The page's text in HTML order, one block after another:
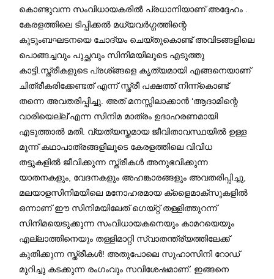
കൊണ്ടുവന്ന സംവിധായകരിൽ പ്രധാനിയാണ്‌ അദ്ദേഹം .
കേരളത്തിലെ ടിപ്പിക്കൽ മധ്യവർഗ്ഗത്തിന്റെ
കുടുംബഘടനയെ ചോദ്യം ചെയ്തുകൊണ്ട് അവിടങ്ങളിലെ
പൊങ്ങച്ചവും പുച്ഛവും സിനിമയിലൂടെ എടുത്തു
കാട്ടി.സ്ത്രീകളുടെ പ്രശ്ങ്ങളെ കൃത്യമായി എങ്ങനെയാണ്
ചിത്രീകരിക്കേണ്ടത് എന്ന് സ്ത്രീ പക്ഷത്ത് നിന്ന്കൊണ്ട്
തന്നെ അവതരിപ്പിച്ചു. അത് മനസ്സിലാക്കാൻ ‘ആദാമിന്റെ
വാരിയെല്ല്’എന്ന സിനിമ മാത്രം ഉദാഹരണമായി
എടുത്താൽ മതി. വ്യത്യസ്തമായ ജീവിതാവസ്ഥയിൽ ഉള്ള
മൂന്ന് കഥാപാത്രങ്ങളിലൂടെ കേരളത്തിലെ വിവിധ
തട്ടുകളിൽ ജീവിക്കുന്ന സ്ത്രീകൾ അനുഭവിക്കുന്ന
യാതനകളും, വേദനകളും അഹങ്കാരങ്ങളും അവതരിപ്പിച്ചു,
മലയാളസിനിമയിലെ മനോഹരമായ ക്ളൈമാക്സുകളിൽ
ഒന്നാണ് ഈ സിനിമയിലേത് ഗെയ്റ്റ് തള്ളിത്തുറന്ന്
സിനിമയെടുക്കുന്ന സംവിധായകനെയും കാമറയെയും
എല്ലാത്തിനെയും തള്ളിമാറ്റി സ്വാതന്ത്ര്യത്തിലേക്ക്
കുതിക്കുന്ന സ്ത്രീകൾ! അതുപോലെ സുഹാസിനി റോഡ്
മുറിച്ചു കടക്കുന്ന രംഗംവും സവിശേഷമാണ്. ഇങ്ങനെ